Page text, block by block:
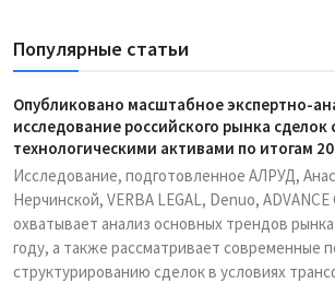
Популярные статьи
Опубликовано масштабное экспертно-
исследование российского рынка сделок
технологическими активами по итогам
Исследование, подготовленное АЛРУД,
Нерчинской, VERBA LEGAL, Denuo, ADVANCE
охватывает анализ основных трендов рынка
году, а также рассматривает современные
структурированию сделок в условиях